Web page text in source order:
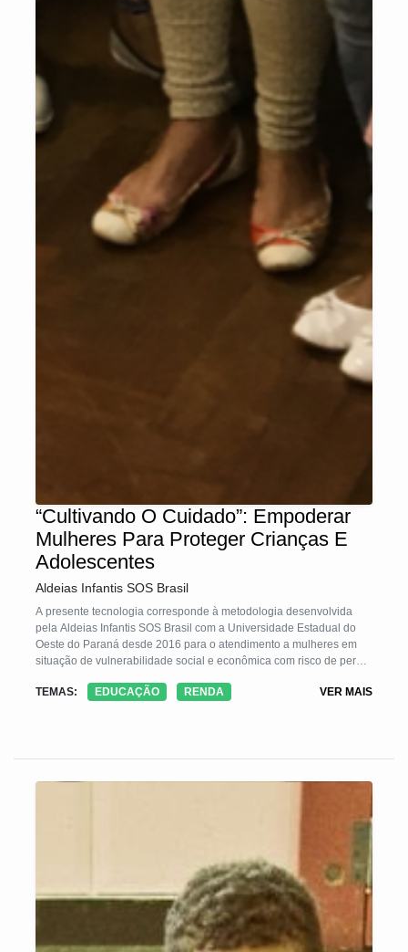
“Cultivando O Cuidado”: Empoderar
Mulheres Para Proteger Crianças E
Adolescentes
Aldeias Infantis SOS Brasil
A presente tecnologia corresponde à metodologia desenvolvida
pela Aldeias Infantis SOS Brasil com a Universidade Estadual do
Oeste do Paraná desde 2016 para o atendimento a mulheres em
situação de vulnerabilidade social e econômica com risco de perda
cuidado com a criança e o adolescente envolvem o bem-estar de
acompanhamento psicológico e direcionamento profissional de
TEMAS: EDUCAÇÃO RENDA VER MAIS